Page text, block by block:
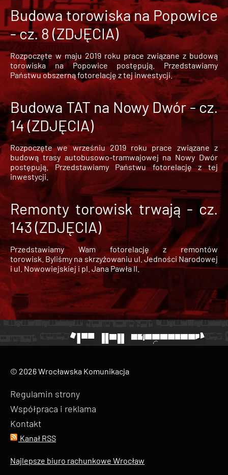
Budowa torowiska na Popowice
- cz. 8 (ZDJĘCIA)
Rozpoczęte w maju 2019 roku prace związane z budową
torowiska na Popowice
postępują. Przedstawiamy
Państwu obszerną fotorelację z tej inwestycji.
Budowa TAT na Nowy Dwór - cz.
14 (ZDJĘCIA)
Rozpoczęte we wrześniu 2019 roku prace związane z
budową trasy autobusowo-tramwajowej na Nowy Dwór
postępują. Przedstawiamy Państwu fotorelację z tej
inwestycji.
Remonty torowisk trwają - cz.
143 (ZDJĘCIA)
Przedstawiamy Wam fotorelację z remontów
torowisk. Byliśmy na skrzyżowaniu ul. Jedności Narodowej
i ul. Nowowiejskiej i pl. Jana Pawła II.
© 2026 Wrocławska Komunikacja
Regulamin strony
Współpraca i reklama
Kontakt
Kanał RSS
Najlepsze biuro rachunkowe Wrocław